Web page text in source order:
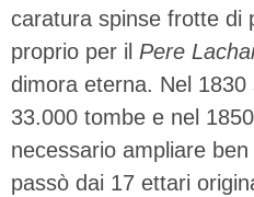
caratura spinse frotte di
proprio per il Pere
dimora eterna. Nel 1830
33.000 tombe e nel
necessario ampliare
passò dai 17 ettari